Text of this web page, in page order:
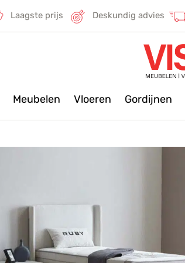
Laagste prijs Deskundig advies
Meubelen Vloeren Gordijnen